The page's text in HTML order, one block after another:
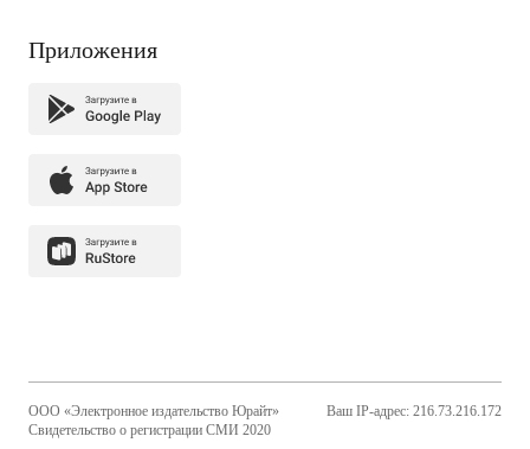
Приложения
ООО «Электронное издательство Юрайт»
Свидетельство о регистрации СМИ 2020
Ваш IP-адрес: 216.73.216.172